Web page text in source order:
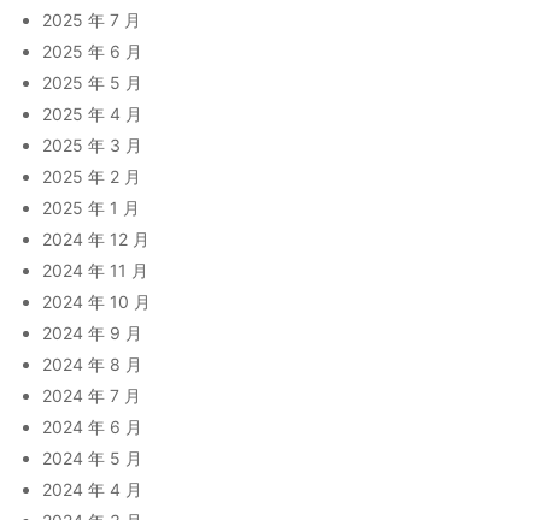
2025 年 7 月
2025 年 6 月
2025 年 5 月
2025 年 4 月
2025 年 3 月
2025 年 2 月
2025 年 1 月
2024 年 12 月
2024 年 11 月
2024 年 10 月
2024 年 9 月
2024 年 8 月
2024 年 7 月
2024 年 6 月
2024 年 5 月
2024 年 4 月